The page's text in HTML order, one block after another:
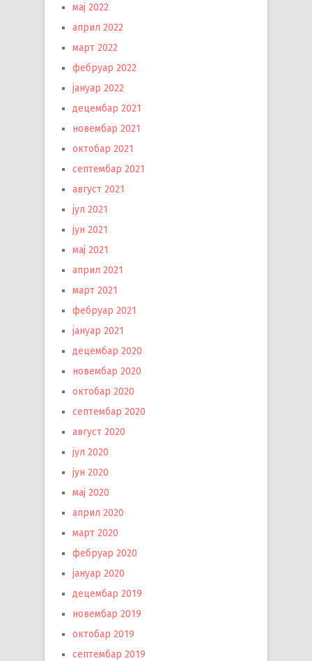
мај 2022
април 2022
март 2022
фебруар 2022
јануар 2022
децембар 2021
новембар 2021
октобар 2021
септембар 2021
август 2021
јул 2021
јун 2021
мај 2021
април 2021
март 2021
фебруар 2021
јануар 2021
децембар 2020
новембар 2020
октобар 2020
септембар 2020
август 2020
јул 2020
јун 2020
мај 2020
април 2020
март 2020
фебруар 2020
јануар 2020
децембар 2019
новембар 2019
октобар 2019
септембар 2019